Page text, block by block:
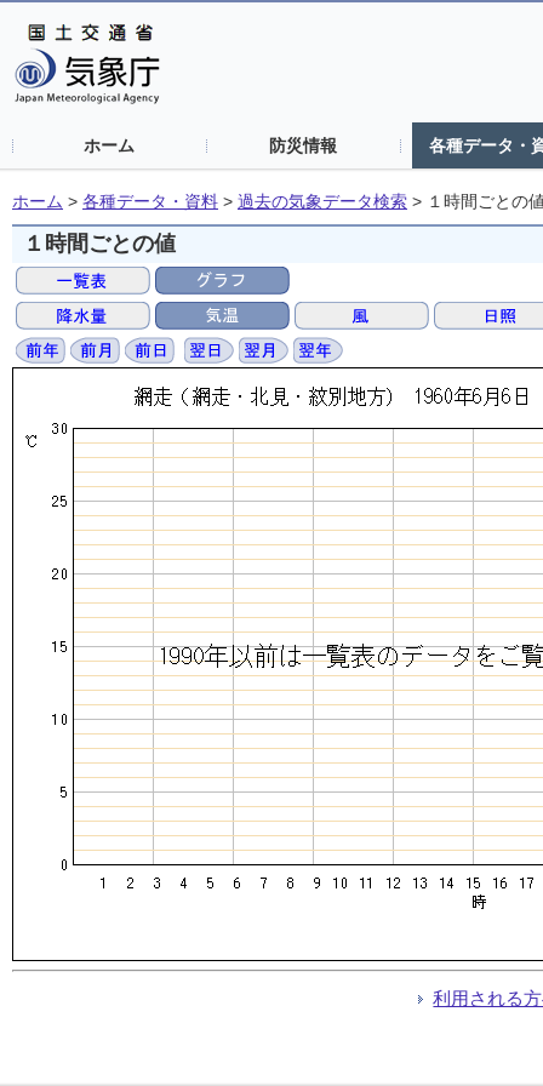
ホーム 防災情報 各種データ・
ホーム > 各種データ・資料 > 過去の気象データ検索 > １時間ごとの
１時間ごとの値
利用される